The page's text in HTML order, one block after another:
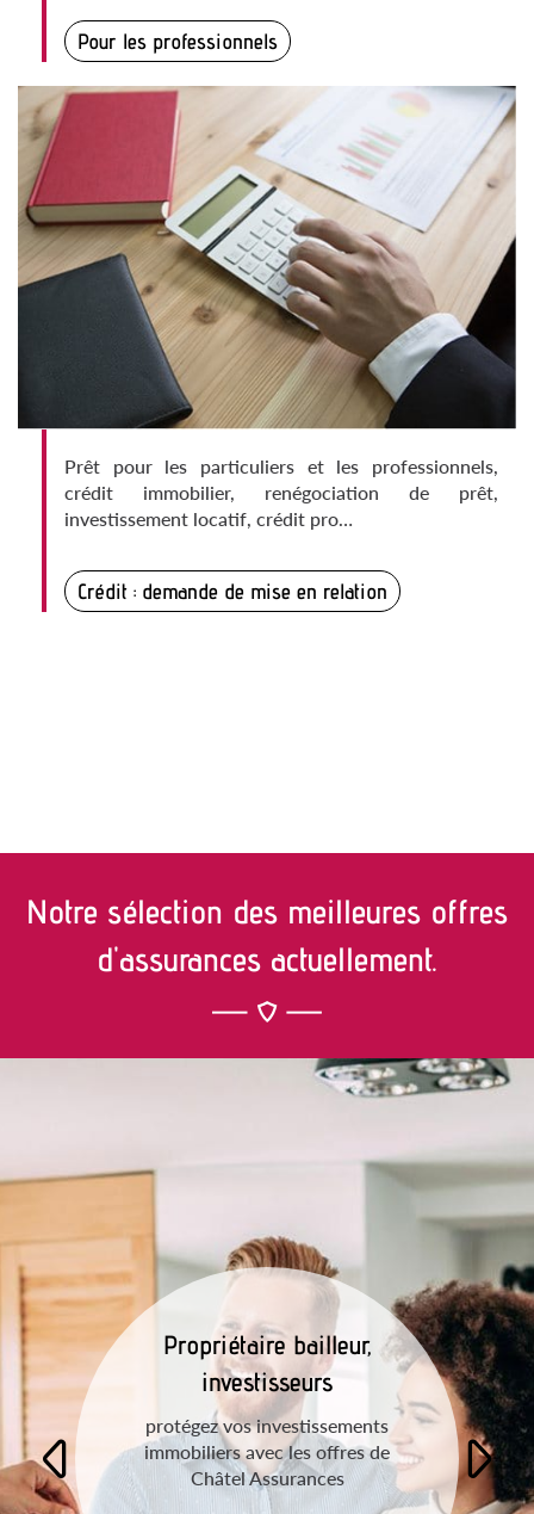
Pour les professionnels
Prêt pour les particuliers et les professionnels,
crédit immobilier, renégociation de prêt,
investissement locatif, crédit pro…
Crédit : demande de mise en relation
Notre sélection des meilleures offres
d'assurances actuellement.
Propriétaire bailleur,
investisseurs
protégez vos investissements
immobiliers avec les offres de
Châtel Assurances